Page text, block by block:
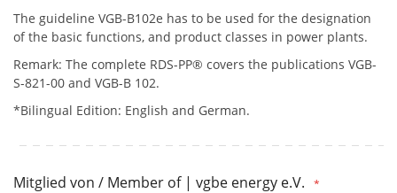
The guideline VGB-B102e has to be used for the designation
of the basic functions, and product classes in power plants.
Remark: The complete RDS-PP® covers the publications VGB-
S-821-00 and VGB-B 102.
*Bilingual Edition: English and German.
Mitglied von / Member of | vgbe energy e.V.